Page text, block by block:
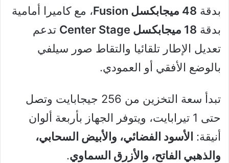
بدقة 48 ميجابكسل Fusion
، مع كاميرا أمامية
بدقة 18 ميجابكسل Center Stage
تدعم
تعديل الإطار تلقائيا والتقاط صور سيلفي
بالوضع الأفقي أو العمودي.
تبدأ سعة التخزين من 256 جيجابايت وتصل
حتى 1 تيرابايت، ويتوفر الجهاز بأربعة ألوان
أنيقة: الأسود الفضائي، والأبيض السحابي،
والذهبي الفاتح، والأزرق السماوي.